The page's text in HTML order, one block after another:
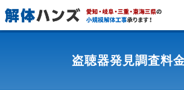
トップページ サービス一覧
盗聴器発見調査料